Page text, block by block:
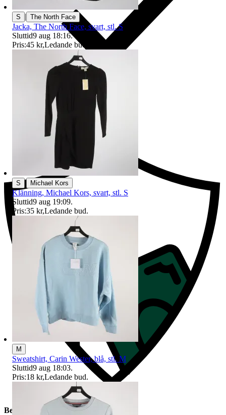
Ersättning om du inte får din vara
Beskrivning
S | The North Face
Jacka, The North Face, svart, stl. S
Sluttid9 aug 18:16.
Pris:45 kr,Ledande bud
S | Michael Kors
Klänning, Michael Kors, svart, stl. S
Sluttid9 aug 19:09.
Pris:35 kr,Ledande bud.
M
Sweatshirt, Carin Wester, blå, stl. M
Sluttid9 aug 18:03.
Pris:18 kr,Ledande bud.